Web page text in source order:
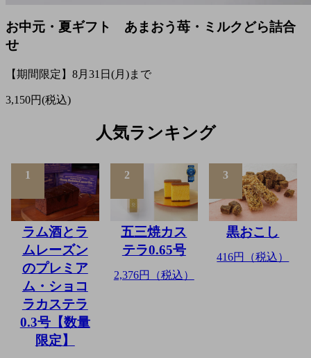
お中元・夏ギフト あまおう苺・ミルクどら詰合
せ
【期間限定】8月31日(月)まで
3,150円(税込)
人気ランキング
1
ラム酒とラ
ムレーズン
のプレミア
ム・ショコ
ラカステラ
0.3号【数量
限定】
2
五三焼カス
テラ0.65号
2,376円（税込）
3
黒おこし
416円（税込）